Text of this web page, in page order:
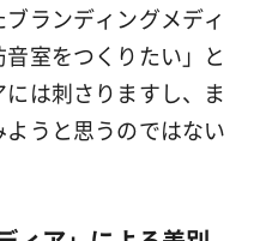
ランディングメディ
室をつくりたい」と
は刺さりますし、ま
うと思うのではない